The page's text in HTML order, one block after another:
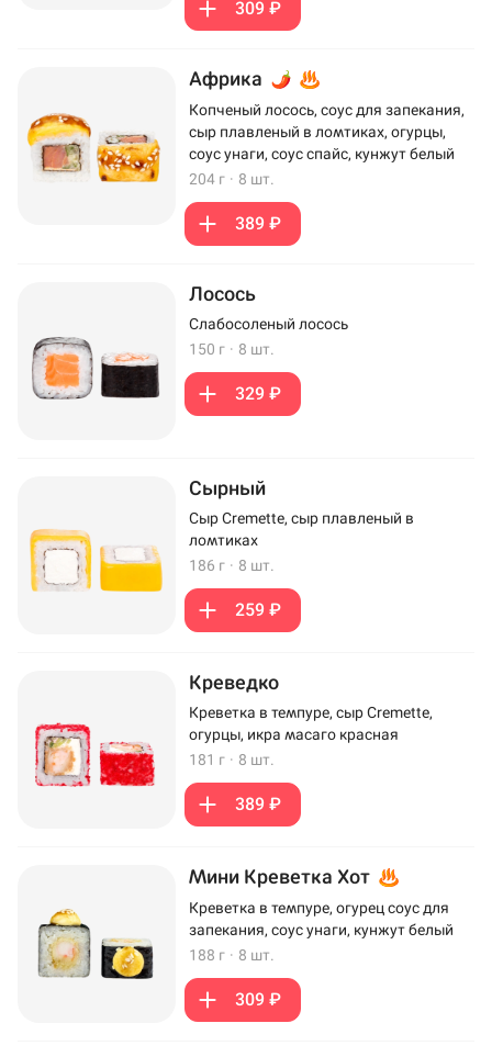
309 ₽
Африка
Копченый лосось, соус для запекания,
сыр плавленый в ломтиках, огурцы,
соус унаги, соус спайс, кунжут белый
204 г · 8 шт.
389 ₽
Лосось
Слабосоленый лосось
150 г · 8 шт.
329 ₽
Сырный
Сыр Cremette, сыр плавленый в
ломтиках
186 г · 8 шт.
259 ₽
Креведко
Креветка в темпуре, сыр Cremette,
огурцы, икра масаго красная
181 г · 8 шт.
389 ₽
Мини Креветка Хот
Креветка в темпуре, огурец соус для
запекания, соус унаги, кунжут белый
188 г · 8 шт.
309 ₽